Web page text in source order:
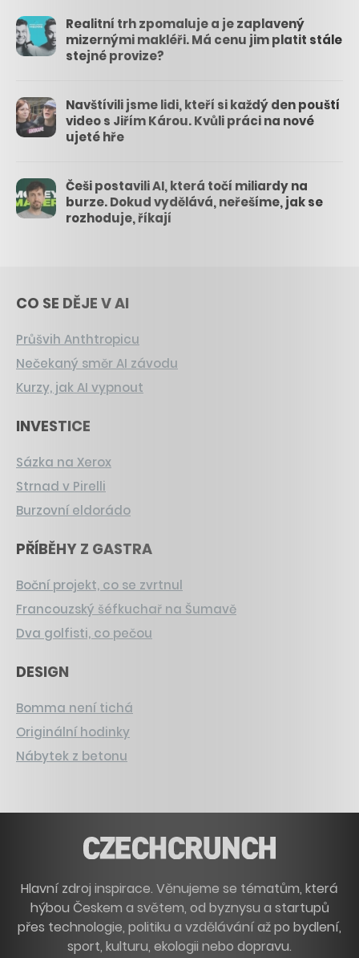
Realitní trh zpomaluje a je zaplavený
mizernými makléři. Má cenu jim platit stále
stejné provize?
Navštívili jsme lidi, kteří si každý den pouští
video s Jiřím Károu. Kvůli práci na nové
ujeté hře
Češi postavili AI, která točí miliardy na
burze. Dokud vydělává, neřešíme, jak se
rozhoduje, říkají
CO SE DĚJE V AI
Průšvih Anthtropicu
Nečekaný směr AI závodu
Kurzy, jak AI vypnout
INVESTICE
Sázka na Xerox
Strnad v Pirelli
Burzovní eldorádo
PŘÍBĚHY Z GASTRA
Boční projekt, co se zvrtnul
Francouzský šéfkuchař na Šumavě
Dva golfisti, co pečou
DESIGN
Bomma není tichá
Originální hodinky
Nábytek z betonu
Hlavní zdroj inspirace. Věnujeme se tématům, která
hýbou Českem a světem, od byznysu a startupů
přes technologie, politiku a vzdělávání až po bydlení,
sport, kulturu, ekologii nebo dopravu.